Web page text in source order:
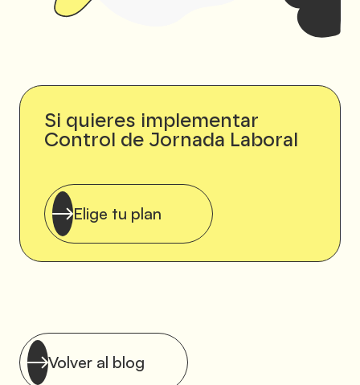
Si quieres implementar
Control de Jornada Laboral
Elige tu plan
Volver al blog